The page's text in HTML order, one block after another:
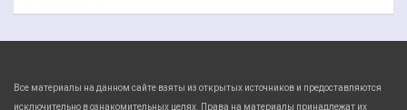
Все материалы на данном сайте взяты из открытых источников и предоставляются
исключительно в ознакомительных целях. Права на материалы принадлежат их